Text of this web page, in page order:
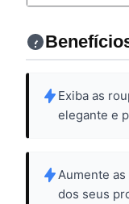
Exiba as
elegante e
Aumente
dos seus